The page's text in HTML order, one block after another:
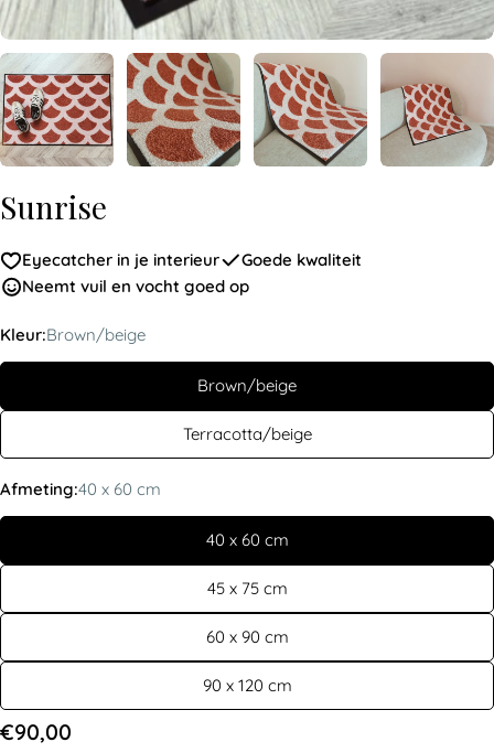
Sunrise
Eyecatcher in je interieur
Goede kwaliteit
Neemt vuil en vocht goed op
Kleur:Brown/beige
Brown/beige
Terracotta/beige
Afmeting:40 x 60 cm
40 x 60 cm
45 x 75 cm
60 x 90 cm
90 x 120 cm
Normale
€90,00